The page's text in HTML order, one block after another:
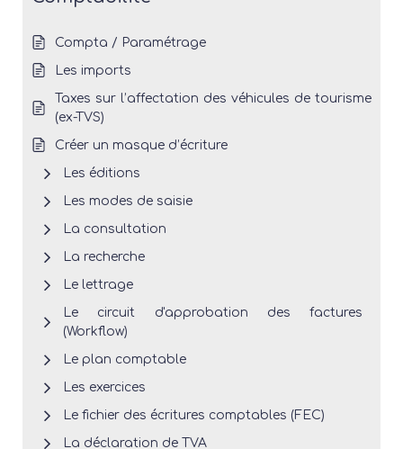
Compta / Paramétrage
Les imports
Taxes sur l’affectation des véhicules de tourisme
(ex-TVS)
Créer un masque d’écriture
Les éditions
Les modes de saisie
La consultation
La recherche
Le lettrage
Le circuit d'approbation des factures
(Workflow)
Le plan comptable
Les exercices
Le fichier des écritures comptables (FEC)
La déclaration de TVA